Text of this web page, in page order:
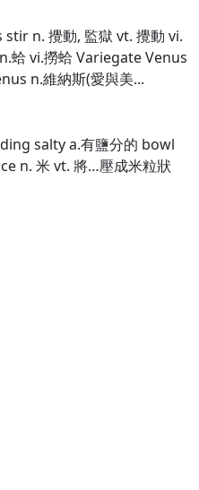
n. 攪動, 監獄 vt. 攪動 vi.
蛤 vi.撈蛤 Variegate Venus
n.維納斯(愛與美...
salty a.有鹽分的 bowl
n. 米 vt. 將…壓成米粒狀